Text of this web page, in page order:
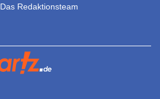
Das Redaktionsteam